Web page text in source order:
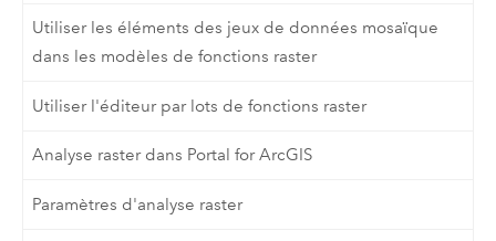
Utiliser les éléments des jeux de données mosaïque
dans les modèles de fonctions raster
Utiliser l'éditeur par lots de fonctions raster
Analyse raster dans Portal for ArcGIS
Paramètres d'analyse raster